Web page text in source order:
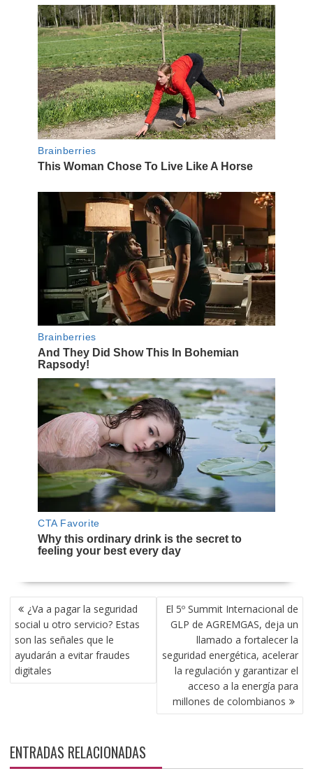
NAVEGACIÓN
DE
ENTRADAS
¿Va a pagar la seguridad
social u otro servicio? Estas
son las señales que le
ayudarán a evitar fraudes
digitales
El 5º Summit Internacional de
GLP de AGREMGAS, deja un
llamado a fortalecer la
seguridad energética, acelerar
la regulación y garantizar el
acceso a la energía para
millones de colombianos
ENTRADAS RELACIONADAS